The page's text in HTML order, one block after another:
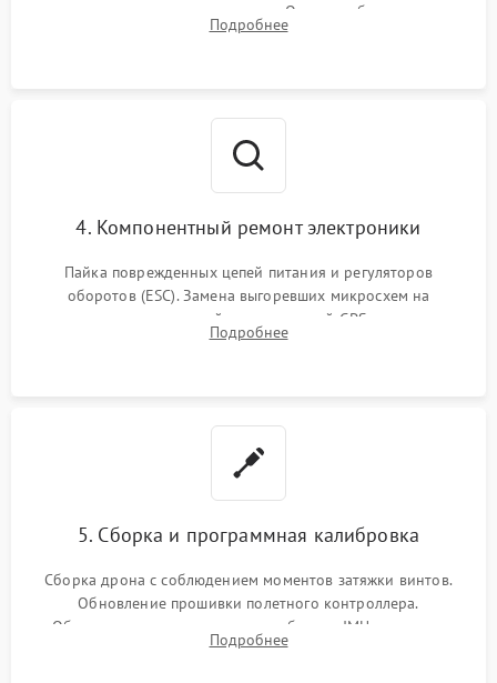
трехосевого подвеса камеры. Очистка объектива,
восстановление механизма фокусировки. Установка новых
Подробнее
4. Компонентный ремонт электроники
Пайка поврежденных цепей питания и регуляторов
оборотов (ESC). Замена выгоревших микросхем на
материнской плате, модулей GPS
Подробнее
5. Сборка и программная калибровка
Сборка дрона с соблюдением моментов затяжки винтов.
Обновление прошивки полетного контроллера.
Обязательная программная калибровка IMU-сенсоров,
компаса, датчиков позиционирования и горизонта подвеса
Подробнее